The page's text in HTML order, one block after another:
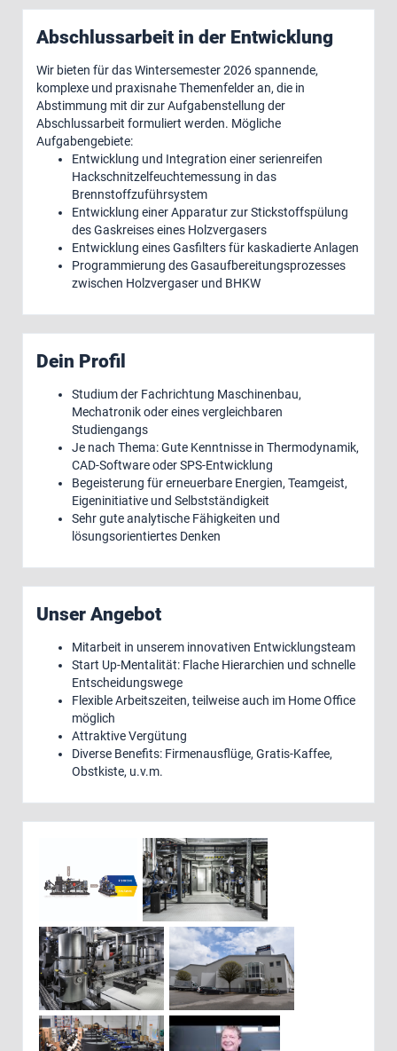
Abschlussarbeit in der Entwicklung
Wir bieten für das Wintersemester 2026 spannende,
komplexe und praxisnahe Themenfelder an, die in
Abstimmung mit dir zur Aufgabenstellung der
Abschlussarbeit formuliert werden. Mögliche
Aufgabengebiete:
Entwicklung und Integration einer serienreifen
Hackschnitzelfeuchtemessung in das
Brennstoffzuführsystem
Entwicklung einer Apparatur zur Stickstoffspülung
des Gaskreises eines Holzvergasers
Entwicklung eines Gasfilters für kaskadierte Anlagen
Programmierung des Gasaufbereitungsprozesses
zwischen Holzvergaser und BHKW
Dein Profil
Studium der Fachrichtung Maschinenbau,
Mechatronik oder eines vergleichbaren
Studiengangs
Je nach Thema: Gute Kenntnisse in Thermodynamik,
CAD-Software oder SPS-Entwicklung
Begeisterung für erneuerbare Energien, Teamgeist,
Eigeninitiative und Selbstständigkeit
Sehr gute analytische Fähigkeiten und
lösungsorientiertes Denken
Unser Angebot
Mitarbeit in unserem innovativen Entwicklungsteam
Start Up-Mentalität: Flache Hierarchien und schnelle
Entscheidungswege
Flexible Arbeitszeiten, teilweise auch im Home Office
möglich
Attraktive Vergütung
Diverse Benefits: Firmenausflüge, Gratis-Kaffee,
Obstkiste, u.v.m.